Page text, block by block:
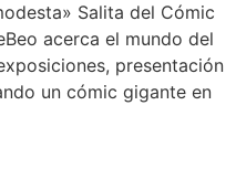
Salita del Cómic
acerca el mundo del
presentación
un cómic gigante en